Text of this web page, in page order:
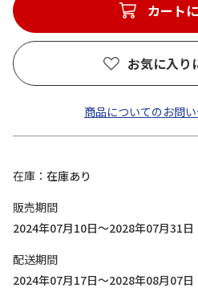
カート
お気に入り
商品についてのお問
在庫
在庫あり
販売期間
2024年07月10日～2028年07月31日
配送期間
2024年07月17日～2028年08月07日